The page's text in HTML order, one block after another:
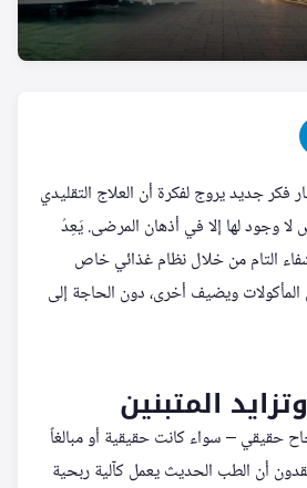
فكر جديد يروج لفكرة أن العلاج التقليدي
وجود لها إلا في أذهان المرضى. يَعِدُ
التام من خلال نظام غذائي خاص
ويضيف أخرى، دون الحاجة إلى
المتبنين
حقيقي – سواء كانت حقيقية أو مبالغاً
أن الطب الحديث يعمل كآلية ربحية